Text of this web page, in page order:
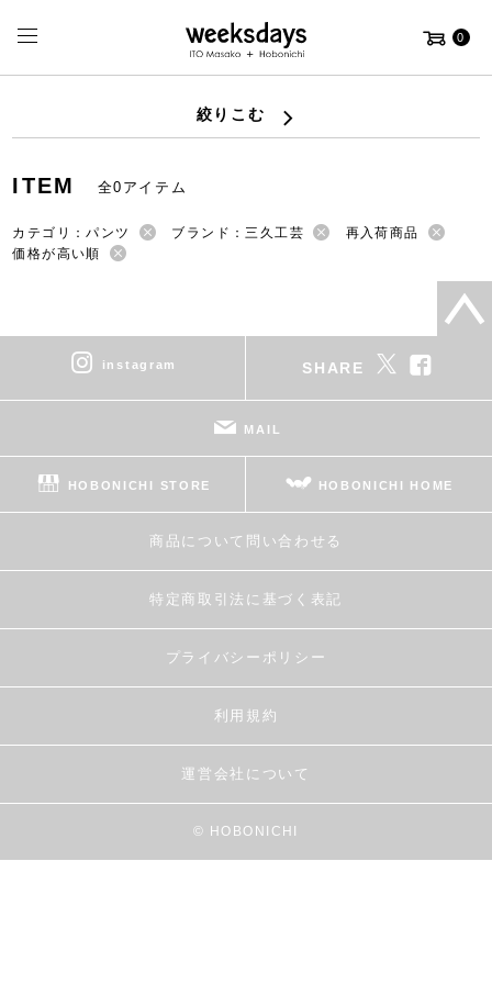
0
絞りこむ
ITEM 全0アイテム
カテゴリ：パンツ ブランド：三久工芸
再入荷商品
価格が高い順
instagram SHARE
MAIL
HOBONICHI STORE HOBONICHI HOME
商品について問い合わせる
特定商取引法に基づく表記
プライバシーポリシー
利用規約
運営会社について
© HOBONICHI